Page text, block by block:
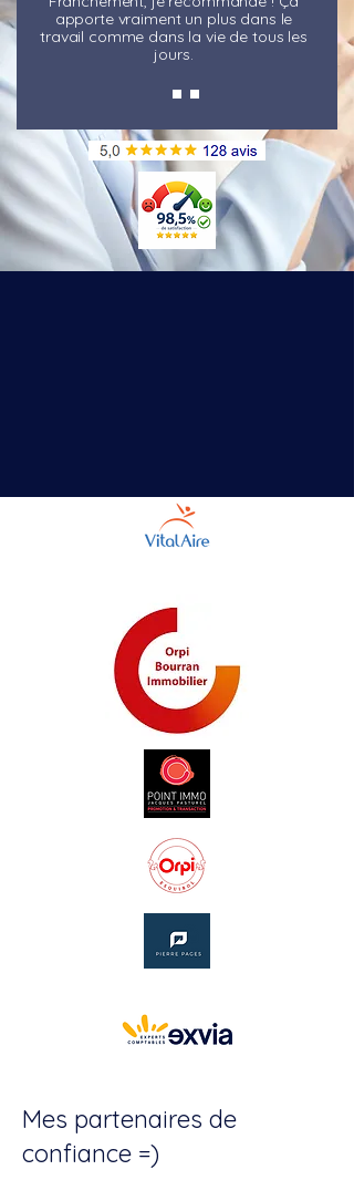
apporte vraiment un plus dans le
travail comme dans la vie de tous les
jours.
Mes partenaires de
confiance =)